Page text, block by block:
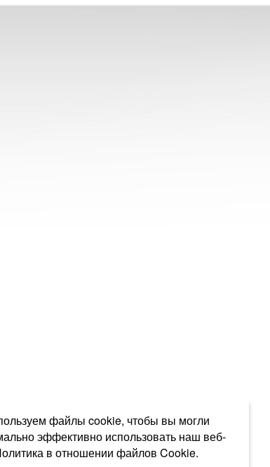
файлы cookie, чтобы вы могли
эффективно использовать наш веб-
в отношении файлов Cookie.